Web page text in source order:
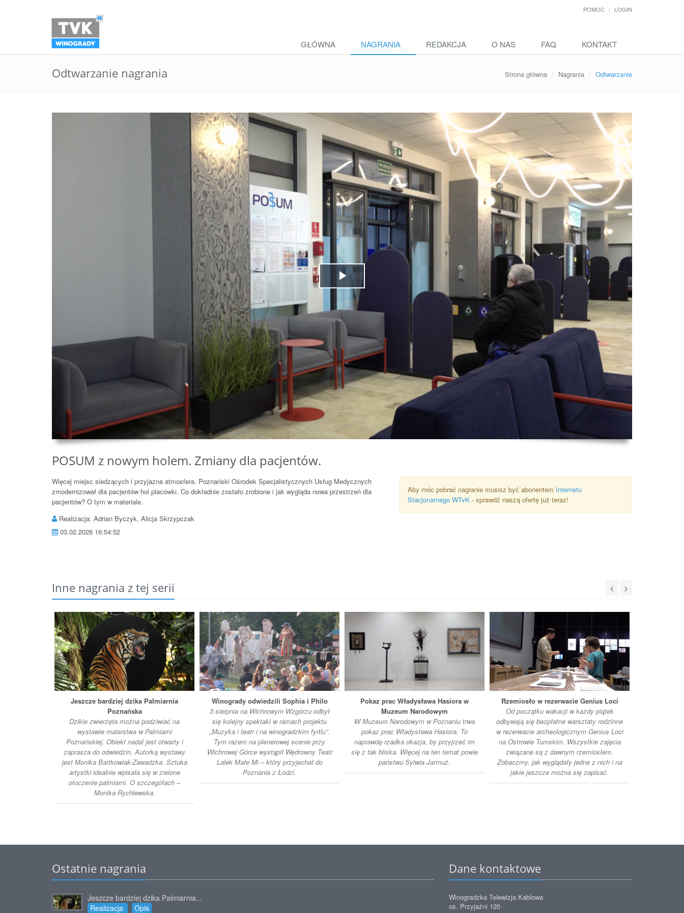
POMOC LOGIN
GŁÓWNA NAGRANIA REDAKCJA O NAS FAQ KONTAKT
Odtwarzanie nagrania Strona główna Nagrania Odtwarzanie
Play
Video
POSUM z nowym holem. Zmiany dla pacjentów.
Więcej miejsc siedzących i przyjazna atmosfera. Poznański Ośrodek Specjalistycznych Usług Medycznych
zmodernizował dla pacjentów hol placówki. Co dokładnie zostało zrobione i jak wygląda nowa przestrzeń dla
pacjentów? O tym w materiale.
Realizacja: Adrian Byczyk, Alicja Skrzypczak
03.02.2026 16:54:52
Aby móc pobrać nagranie musisz być abonentem Internetu
Stacjonarnego WTvK- sprawdź naszą ofertę już teraz!
Inne nagrania z tej serii
Jeszcze bardziej dzika Palmiarnia
Poznańska
Dzikie zwierzęta można podziwiać na
wystawie malarstwa w Palmiarni
Poznańskiej. Obiekt nadal jest otwarty i
zaprasza do odwiedzin. Autorką wystawy
jest Monika Bartkowiak-Zawadzka. Sztuka
artystki idealnie wpisała się w zielone
otoczenie palmiarni. O szczegółach –
Monika Rychlewska.
Winogrady odwiedzili Sophia i Philo
3 sierpnia na Wichrowym Wzgórzu odbył
się kolejny spektakl w ramach projektu
„Muzyka i teatr i na winogradzkim fyrtlu”.
Tym razem na plenerowej scenie przy
Wichrowej Górce wystąpił Wędrowny Teatr
Lalek Małe Mi – który przyjechał do
Poznania z Łodzi.
Pokaz prac Władysława Hasiora w
Muzeum Narodowym
W Muzeum Narodowym w Poznaniu trwa
pokaz prac Władysława Hasiora. To
naprawdę rzadka okazja, by przyjrzeć im
się z tak bliska. Więcej na ten temat powie
państwu Sylwia Jarmuż.
Rzemiosło w rezerwacie Genius Loci
Od początku wakacji w każdy piątek
odbywają się bezpłatne warsztaty rodzinne
w rezerwacie archeologicznym Genius Loci
na Ostrowie Tumskim. Wszystkie zajęcia
związane są z dawnym rzemiosłem.
Zobaczmy, jak wyglądały jedne z nich i na
jakie jeszcze można się zapisać.
Ostatnie nagrania
Jeszcze bardziej dzika Palmiarnia...
Realizacja
Opis
Dane kontaktowe
Winogradzka Telewizja Kablowa
os. Przyjaźni 120